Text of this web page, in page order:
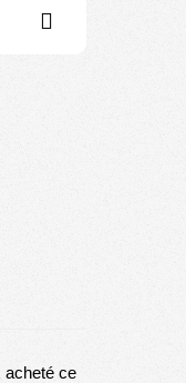
acheté ce